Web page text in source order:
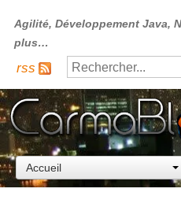
Agilité, Développement Java,
plus…
rss
Accueil